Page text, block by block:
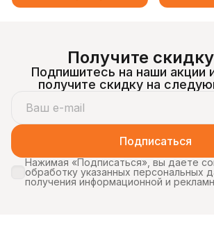
Получите
Подпишитесь на наши акции
получите скидку на
Подписаться
Нажимая «Подписаться», вы даете
обработку указанных персональных
получения информационной и